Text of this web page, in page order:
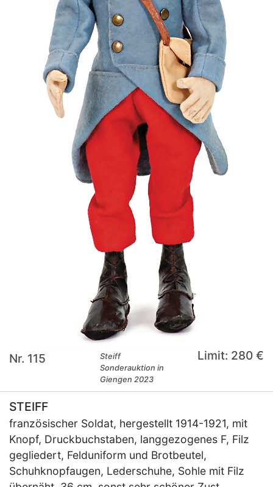
Nr. 115
Steiff
Sonderauktion in
Giengen 2023
Limit: 280 €
STEIFF
französischer Soldat, hergestellt 1914-1921, mit
Knopf, Druckbuchstaben, langgezogenes F, Filz
gegliedert, Felduniform und Brotbeutel,
Schuhknopfaugen, Lederschuhe, Sohle mit Filz